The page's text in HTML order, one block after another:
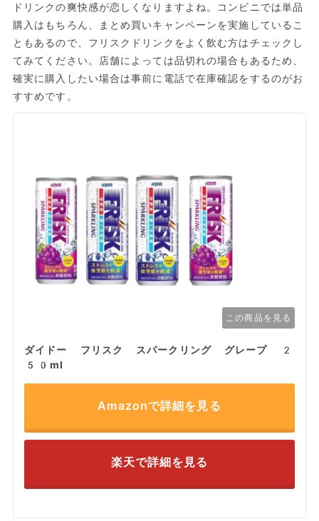
ドリンクの爽快感が恋しくなりますよね。コンビニでは単品
購入はもちろん、まとめ買いキャンペーンを実施しているこ
ともあるので、フリスクドリンクをよく飲む方はチェックし
てみてください。店舗によっては品切れの場合もあるため、
確実に購入したい場合は事前に電話で在庫確認をするのがお
すすめです。
この商品を見る
ダイドー フリスク スパークリング グレープ 2
50ml
Amazonで詳細を見る
楽天で詳細を見る